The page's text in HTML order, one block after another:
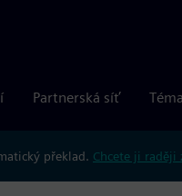
Partnerská síť
překlad. Chcete ji raději